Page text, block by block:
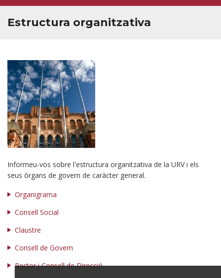
COMPROMÍS SOCIAL
PERSONAL
ECONOMIA
Estructura organitzativa
Informeu-vos sobre l'estructura organitzativa de la URV i els
seus òrgans de govern de caràcter general.
Organigrama
Consell Social
Claustre
Consell de Govern
Rector i Consell de Direcció